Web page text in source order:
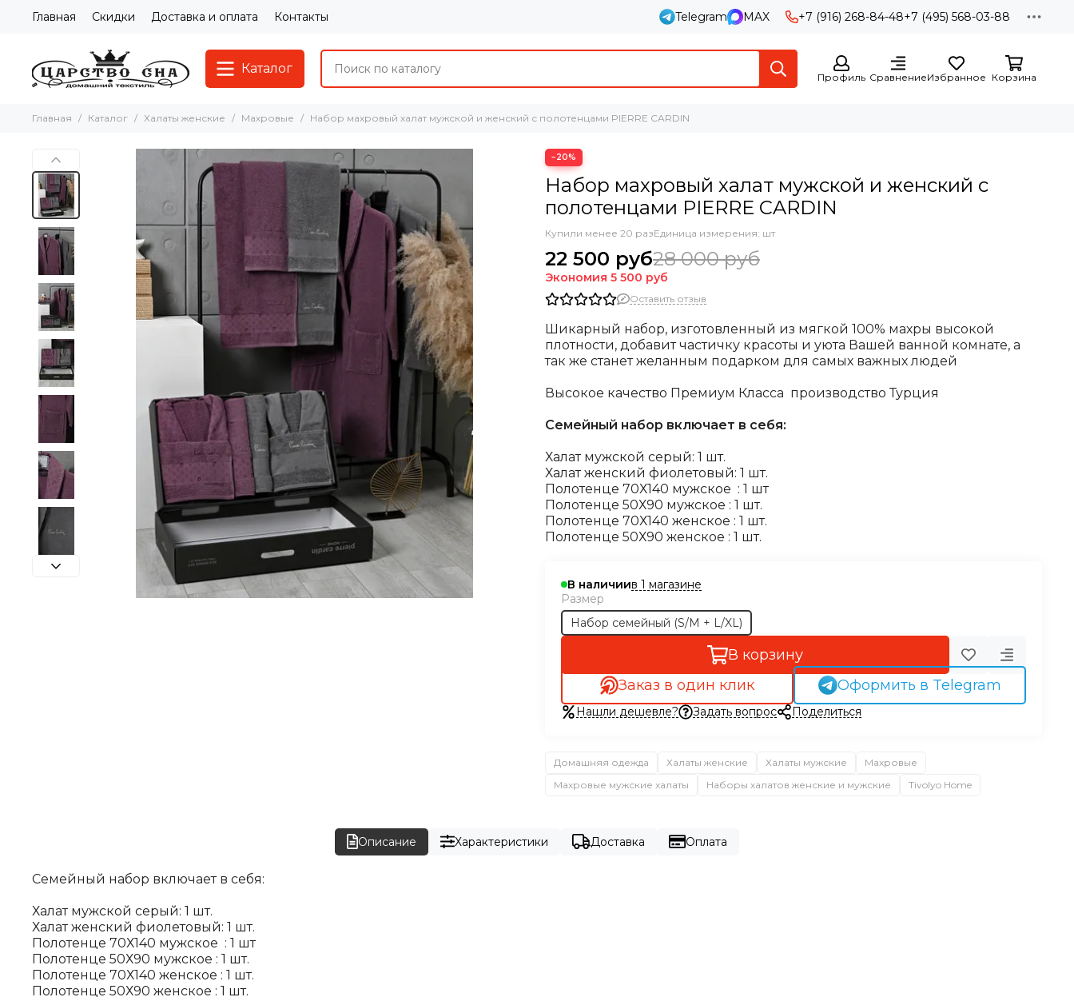
Главная Скидки Доставка и оплата Контакты Telegram MAX +7 (916) 268-84-48+7 (495) 568-03-88
Каталог
Профиль СравнениеИзбранное Корзина
Главная Каталог Халаты женские Махровые Набор махровый халат мужской и женский с полотенцами PIERRE CARDIN
−20%
Набор махровый халат мужской и женский с
полотенцами PIERRE CARDIN
Купили менее 20 разЕдиница измерения: шт
22 500 руб28 000 руб
Экономия 5 500 руб
Оставить отзыв
Шикарный набор, изготовленный из мягкой 100% махры высокой
плотности, добавит частичку красоты и уюта Вашей ванной комнате, а
так же станет желанным подарком для самых важных людей
Высокое качество Премиум Класса производство Турция
Семейный набор включает в себя:
Халат мужской серый: 1 шт.
Халат женский фиолетовый: 1 шт.
Полотенце 70Х140 мужское : 1 шт
Полотенце 50Х90 мужское : 1 шт.
Полотенце 70Х140 женское : 1 шт.
Полотенце 50Х90 женское : 1 шт.
В наличиив 1 магазине
Размер
Набор семейный (S/М + L/XL)
В корзину
Заказ в один клик
Оформить в Telegram
Нашли дешевле? Задать вопрос Поделиться
Домашняя одежда Халаты женские Халаты мужские
Махровые
Махровые мужские халаты
Наборы халатов женские и мужские Tivolyo Home
Описание Характеристики Доставка Оплата
Семейный набор включает в себя:
Халат мужской серый: 1 шт.
Халат женский фиолетовый: 1 шт.
Полотенце 70Х140 мужское : 1 шт
Полотенце 50Х90 мужское : 1 шт.
Полотенце 70Х140 женское : 1 шт.
Полотенце 50Х90 женское : 1 шт.